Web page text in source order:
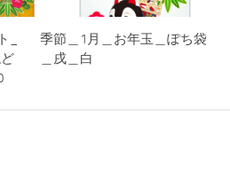
_
季節＿1月＿お年玉＿ぽち袋
＿戌＿白